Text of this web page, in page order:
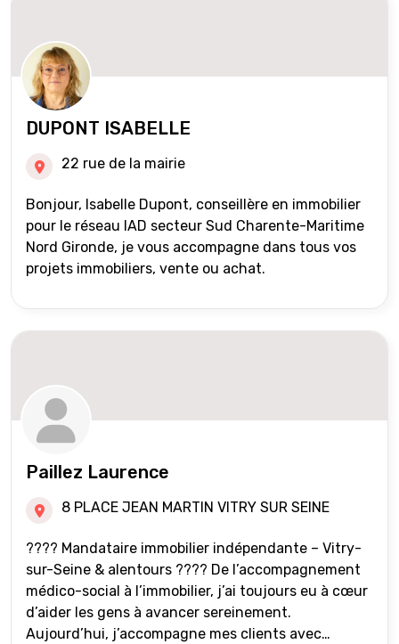
DUPONT ISABELLE
22 rue de la mairie
Bonjour, Isabelle Dupont, conseillère en immobilier
pour le réseau IAD secteur Sud Charente-Maritime
Nord Gironde, je vous accompagne dans tous vos
projets immobiliers, vente ou achat.
Paillez Laurence
8 PLACE JEAN MARTIN VITRY SUR SEINE
???? Mandataire immobilier indépendante – Vitry-
sur-Seine & alentours ???? De l’accompagnement
médico-social à l’immobilier, j’ai toujours eu à cœur
d’aider les gens à avancer sereinement.
Aujourd’hui, j’accompagne mes clients avec